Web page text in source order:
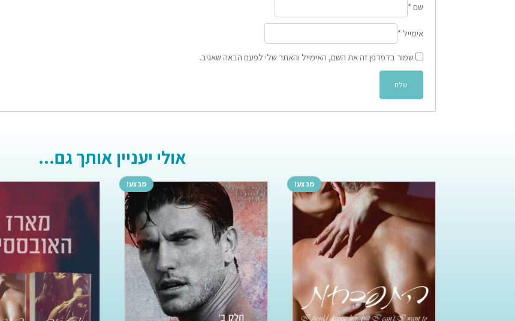
שם *
אימייל *
שמור בדפדפן זה את השם, האימייל והאתר שלי לפעם הבאה שאגיב.
אולי יעניין אותך גם...
מבצע! מבצע!